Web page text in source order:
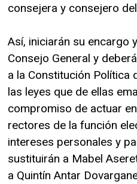
consejera y consejero
Así, iniciarán su encargo
Consejo General y
a la Constitución Política
las leyes que de ellas
compromiso de actuar
rectores de la función
intereses personales y
sustituirán a Mabel
a Quintín Antar